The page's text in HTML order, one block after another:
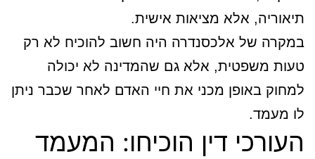
תיאוריה, אלא מציאות אישית.
במקרה של אלכסנדרה היה חשוב להוכיח לא רק
טעות משפטית, אלא גם שהמדינה לא יכולה
למחוק באופן מכני את חיי האדם לאחר שכבר ניתן
לו מעמד.
העורכי דין הוכיחו: המעמד